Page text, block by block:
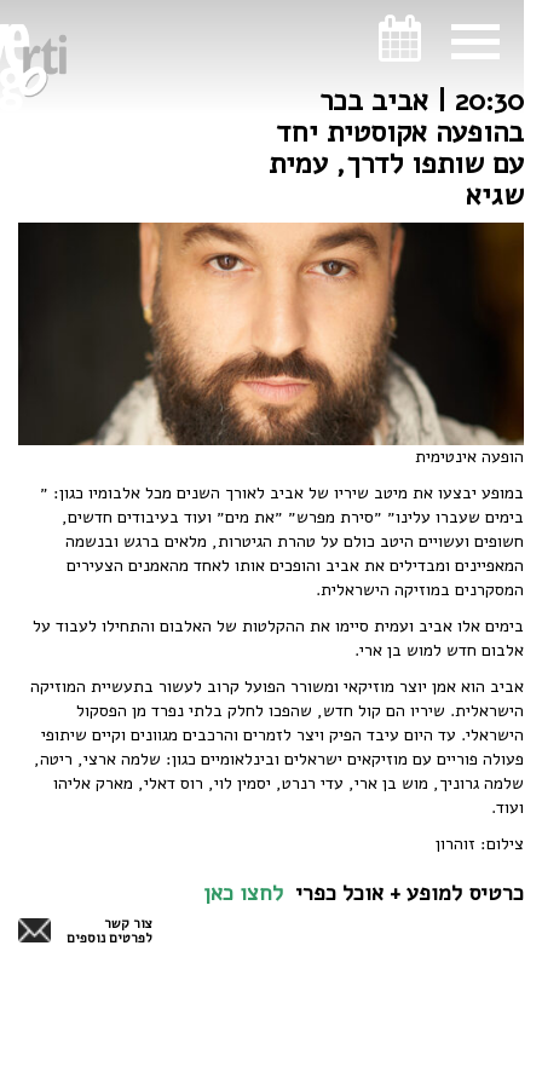
20:30 | אביב בכר
בהופעה אקוסטית יחד
עם שותפו לדרך, עמית
שגיא
הופעה אינטימית
במופע יבצעו את מיטב שיריו של אביב לאורך השנים מכל אלבומיו כגון: ״
‏בימים שעברו עלינו״ ‏״סירת מפרש״ ״את מים״ ועוד בעיבודים חדשים,
חשופים ועשויים היטב כולם על טהרת הגיטרות, מלאים ברגש ובנשמה
המאפיינים ומבדילים את אביב והופכים אותו לאחד מהאמנים הצעירים
המסקרנים במוזיקה הישראלית.
בימים אלו אביב ועמית סיימו את ההקלטות של האלבום והתחילו לעבוד על
אלבום חדש למוש בן ארי.
אביב הוא אמן יוצר מוזיקאי ומשורר הפועל קרוב לעשור בתעשיית המוזיקה
הישראלית. שיריו ‏הם קול חדש, שהפכו לחלק ‏בלתי נפרד מן הפסקול
הישראלי. ‏עד היום עיבד הפיק ויצר ‏לזמרים והרכבים מגוונים ‏וקיים שיתופי
פעולה פוריים עם מוזיקאים ‏ישראלים ובינלאומיים כגון: שלמה ארצי, ריטה,
שלמה גרוניך, מוש בן ארי, עדי רנרט, יסמין לוי, רוס דאלי, מארק אליהו
ועוד.
צילום: זוהרון
כרטיס למופע + אוכל כפרילחצו כאן
צור קשר
לפרטים נוספים